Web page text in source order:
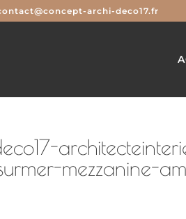
archi-deco17.fr
mezzanine-